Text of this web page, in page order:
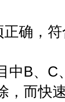
确，符
B、C
，而快